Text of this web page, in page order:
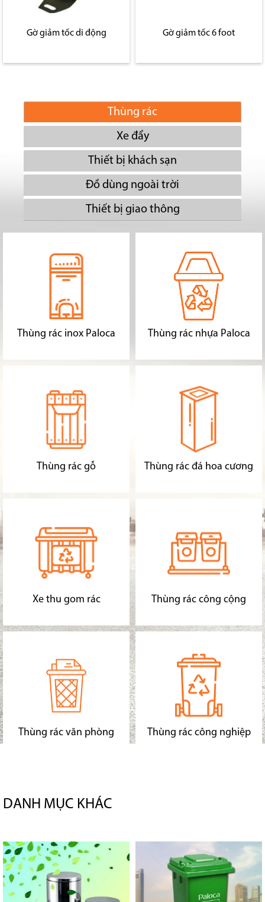
Gờ giảm tốc di động Gờ giảm tốc 6 foot
Thùng rác
Xe đẩy
Thiết bị khách sạn
Đồ dùng ngoài trời
Thiết bị giao thông
Thùng rác inox Paloca Thùng rác nhựa Paloca
Thùng rác gỗ Thùng rác đá hoa cương
Xe thu gom rác Thùng rác công cộng
Thùng rác văn phòng Thùng rác công nghiệp
DANH MỤC KHÁC